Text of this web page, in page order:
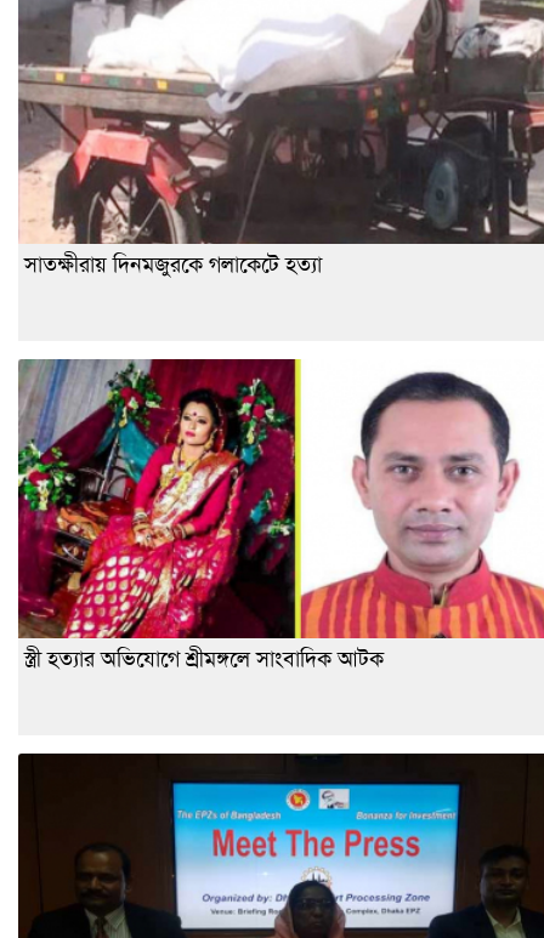
সাতক্ষীরায় দিনমজুরকে গলাকেটে হত্যা
স্ত্রী হত্যার অভিযোগে শ্রীমঙ্গলে সাংবাদিক আটক